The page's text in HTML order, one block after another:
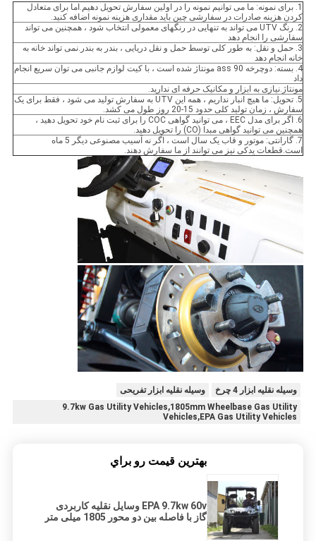
1. برای نمونه: ما می توانیم نمونه را در اولین سفارش تحویل دهیم.اما برای متعادل
کردن هزینه صادرات در سفارشی چین باید مقداری هزینه نمونه اضافه کنید.
2. رنگ UTV می تواند به تنهایی در رنگهای معمولی انتخاب شود ، همچنین می تواند
سفارشی را انجام دهد
3. حمل و نقل: به طور کلی توسط حمل و نقل دریایی ، بندر به بندر.نمی تواند خانه به
خانه انجام دهد
4. بسته: دوچرخه 90 ass مونتاژ شده است ، با کیت لوازم جانبی می توان سریع انجام
داد
مونتاژ.نیازی به ابزار و مکانیک حرفه ای ندارید.
5. تحویل: ما هیچ انبار نداریم ، همه این UTV به سفارش تولید می شود ، فقط برای یک
سفارش ، زمان تولید کلی حدود 15-20 روز طول می کشد.
6. اگر برای مدل EEC ، می توانید گواهی COC را برای ثبت نام خود تحویل دهید ،
همچنین می توانید گواهی مبدا (CO) را تحویل دهید.
7. گارانتی: موتور و قاب یک سال است ، اگر نه آسیب مصنوعی دیگر 5 ماه
است.قطعات یدکی نیز می توانند از ما سفارش دهند.
وسیله نقلیه ابزار 4 چرخ
وسیله نقلیه ابزار تفریحی
9.7kw Gas Utility Vehicles,1805mm Wheelbase Gas Utility
Vehicles,EPA Gas Utility Vehicles
بهترين قيمت رو براي
EPA 9.7kw 60v وسایل نقلیه کاربردی
گاز با فاصله بین دو محور 1805 میلی متر